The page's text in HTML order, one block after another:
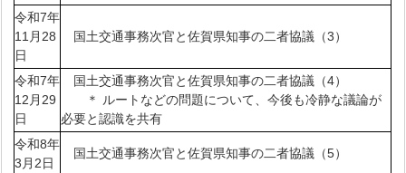
令和7年
11月28
日
国土交通事務次官と佐賀県知事の二者協議（3）
令和7年
12月29
日
国土交通事務次官と佐賀県知事の二者協議（4）
＊ ルートなどの問題について、今後も冷静な議論が
必要と認識を共有
令和8年
3月2日
国土交通事務次官と佐賀県知事の二者協議（5）